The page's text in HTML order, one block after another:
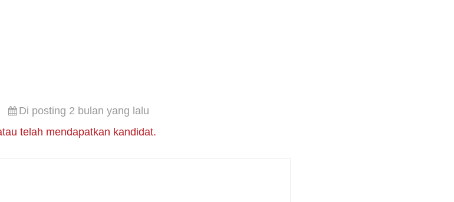
Di posting 2 bulan yang lalu
telah mendapatkan kandidat.